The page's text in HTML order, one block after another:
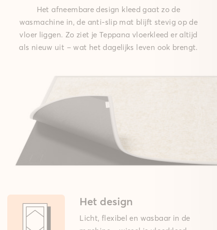
Het afneembare design kleed gaat zo de
wasmachine in, de anti-slip mat blijft stevig op de
vloer liggen. Zo ziet je Teppana vloerkleed er altijd
als nieuw uit – wat het dagelijks leven ook brengt.
Het design
Licht, flexibel en wasbaar in de